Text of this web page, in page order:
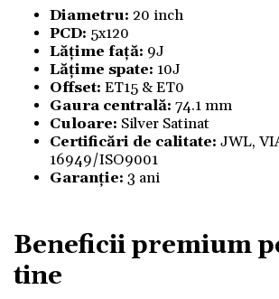
Diametru: 20 inch
PCD: 5x120
Lățime față: 9J
Lățime spate: 10J
Offset: ET15 & ET0
Gaura centrală: 74.1 mm
Culoare: Silver Satinat
Certificări de calitate: JWL,
16949/ISO9001
Garanție: 3 ani
Beneficii premium
tine